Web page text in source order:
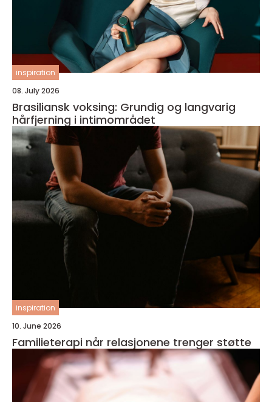
inspiration
08. July 2026
Brasiliansk voksing: Grundig og langvarig
hårfjerning i intimområdet
inspiration
10. June 2026
Familieterapi når relasjonene trenger støtte